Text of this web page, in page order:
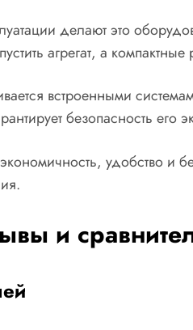
делают это
агрегат, а
встроенными
безопасность его
удобство
и